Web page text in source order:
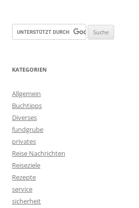
KATEGORIEN
Allgemein
Buchtipps
Diverses
fundgrube
privates
Reise Nachrichten
Reiseziele
Rezepte
service
sicherheit